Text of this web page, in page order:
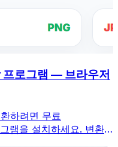
로그램 — 브라우저
하려면 무료
램을 설치하세요. 변환